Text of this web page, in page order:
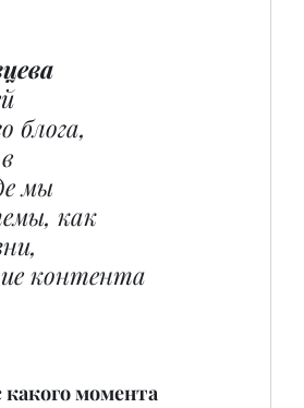
блога,
мы
как
контента
момента